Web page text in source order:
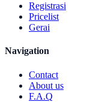
Registrasi
Pricelist
Gerai
Navigation
Contact
About us
F.A.Q